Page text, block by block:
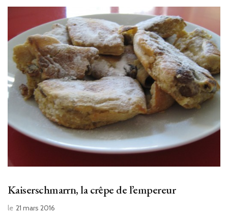
Kaiserschmarrn, la crêpe de l’empereur
le 21 mars 2016